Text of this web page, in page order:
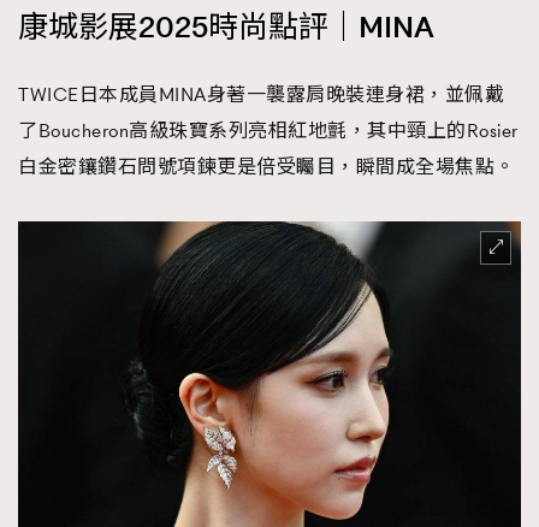
康城影展2025時尚點評｜MINA
TWICE日本成員MINA身著一襲露肩晚裝連身裙，並佩戴
了Boucheron高級珠寶系列亮相紅地氈，其中頸上的Rosier
白金密鑲鑽石問號項鍊更是倍受矚目，瞬間成全場焦點。